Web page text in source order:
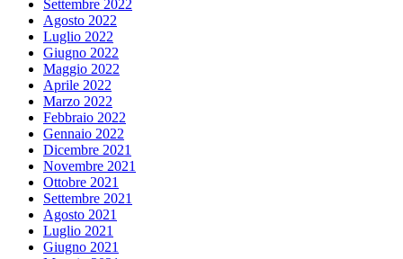
Settembre 2022
Agosto 2022
Luglio 2022
Giugno 2022
Maggio 2022
Aprile 2022
Marzo 2022
Febbraio 2022
Gennaio 2022
Dicembre 2021
Novembre 2021
Ottobre 2021
Settembre 2021
Agosto 2021
Luglio 2021
Giugno 2021